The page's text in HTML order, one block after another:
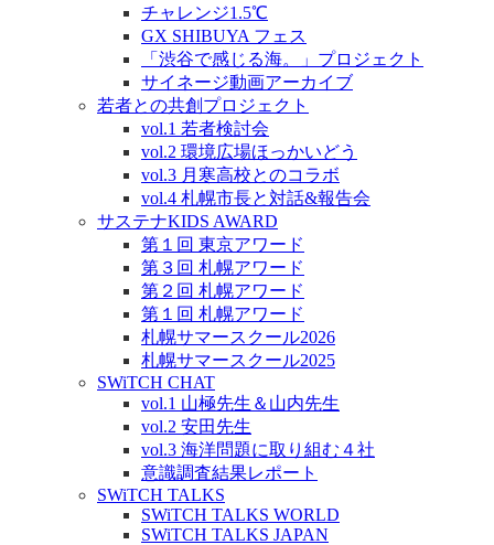
チャレンジ1.5℃
GX SHIBUYA フェス
「渋谷で感じる海。」プロジェクト
サイネージ動画アーカイブ
若者との共創プロジェクト
vol.1 若者検討会
vol.2 環境広場ほっかいどう
vol.3 月寒高校とのコラボ
vol.4 札幌市長と対話&報告会
サステナKIDS AWARD
第１回 東京アワード
第３回 札幌アワード
第２回 札幌アワード
第１回 札幌アワード
札幌サマースクール2026
札幌サマースクール2025
SWiTCH CHAT
vol.1 山極先生＆山内先生
vol.2 安田先生
vol.3 海洋問題に取り組む４社
意識調査結果レポート
SWiTCH TALKS
SWiTCH TALKS WORLD
SWiTCH TALKS JAPAN